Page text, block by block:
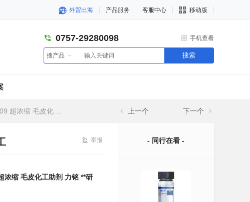
外贸出海 产品服务 客服中心 移动版
0757-29280098 手机查看
搜产品 搜索
剂 力铭 **研发毛皮化工 上一个 下一个
举报
浓缩 毛皮化工助剂 力铭 **研
- 同行在看 -